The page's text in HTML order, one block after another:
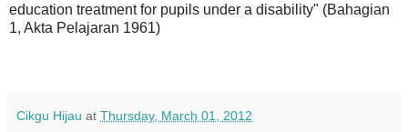
education treatment for pupils under a disability" (Bahagian
1, Akta Pelajaran 1961)
Cikgu Hijau at Thursday, March 01, 2012